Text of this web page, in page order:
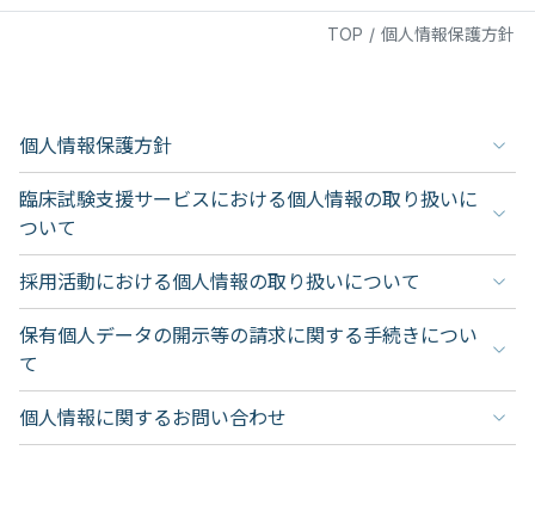
TOP / 個人情報保護方針
個人情報保護方針
臨床試験支援サービスにおける個人情報の取り扱いに
ついて
採用活動における個人情報の取り扱いについて
保有個人データの開示等の請求に関する手続きについ
て
個人情報に関するお問い合わせ